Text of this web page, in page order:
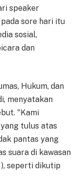
speaker
sore hari itu
sosial,
dan
Hukum, dan
menyatakan
"Kami
tulus atas
pantas yang
suara di kawasan
seperti dikutip